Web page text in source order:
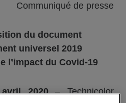
Communiqué de presse
du document
universel 2019
l’impact du Covid-19
2020–Technicolor